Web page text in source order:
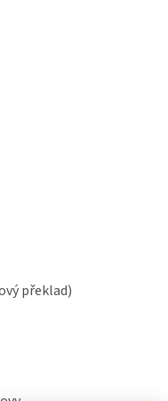
překlad)